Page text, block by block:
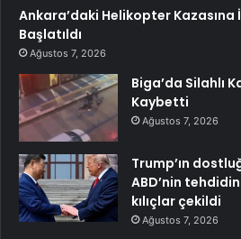
Ankara’daki Helikopter
Başlatıldı
Ağustos 7, 2026
Biga’da Silahlı
Kaybetti
Ağustos 7, 2026
Trump’ın
ABD’nin
kılıçlar çekildi
Ağustos 7, 2026